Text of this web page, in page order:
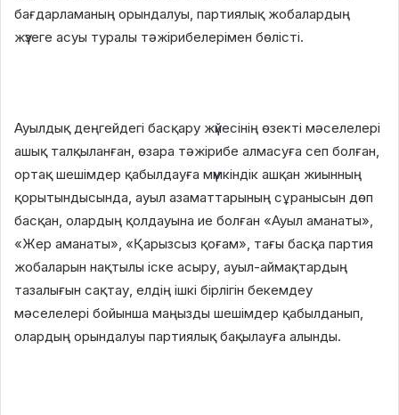
бағдарламаның орындалуы, партиялық жобалардың
жүзеге асуы туралы тәжірибелерімен бөлісті.
Ауылдық деңгейдегі басқару жүйесінің өзекті мәселелері
ашық талқыланған, өзара тәжірибе алмасуға сеп болған,
ортақ шешімдер қабылдауға мүмкіндік ашқан жиынның
қорытындысында, ауыл азаматтарының сұранысын дөп
басқан, олардың қолдауына ие болған «Ауыл аманаты»,
«Жер аманаты», «Қарызсыз қоғам», тағы басқа партия
жобаларын нақтылы іске асыру, ауыл-аймақтардың
тазалығын сақтау, елдің ішкі бірлігін бекемдеу
мәселелері бойынша маңызды шешімдер қабылданып,
олардың орындалуы партиялық бақылауға алынды.